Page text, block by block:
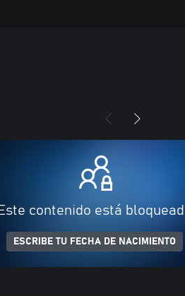
Este contenido está
ESCRIBE TU FECHA DE NACIMIENTO